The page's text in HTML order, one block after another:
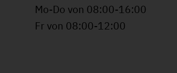
Mo-Do von 08:00-16:00
Fr von 08:00-12:00